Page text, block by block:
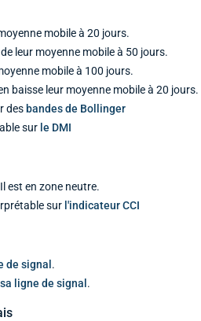
mobile à 20 jours.
leur moyenne mobile à 50 jours.
mobile à 100 jours.
baisse leur moyenne mobile à 20 jours.
des bandes de Bollinger
sur le DMI
est en zone neutre.
sur l'indicateur CCI
de signal .
ligne de signal .